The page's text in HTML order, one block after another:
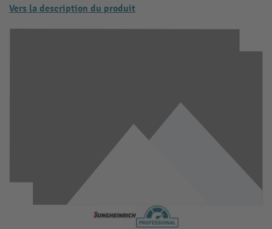
Vers la description du produit